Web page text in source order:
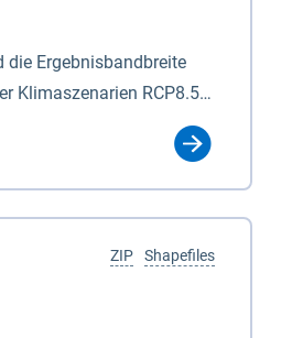
die Ergebnisbandbreite
Klimaszenarien RCP8.5
Winterhalbjahr
mit Klassenname und
Shapefiles
ZIP